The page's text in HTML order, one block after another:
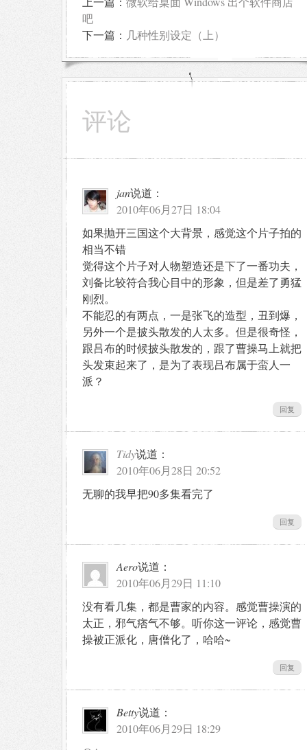
吧
下一篇： 几种性别设定（上）
评论
jan说道：
2010年06月27日 18:04
如果抛开三国这个大背景，感觉这个片子拍的
相当不错
觉得这个片子对人物塑造还是下了一番功夫，
刘备比较符合我心目中的形象，但是差了勇猛
刚烈。
不能忍的有两点，一是张飞的造型，丑到爆，
另外一个是披头散发的人太多。但是很奇怪，
跟吕布的时候披头散发的，跟了曹操马上就把
头发束起来了，是为了表现吕布属于蛮人一
派？
回复
Tidy说道：
2010年06月28日 20:52
无聊的我早把90多集看完了
回复
Aero说道：
2010年06月29日 11:10
没有看几集，都是曹家的内容。感觉曹操演的
太正，邪气痞气不够。听你这一评论，感觉曹
操被正派化，唐僧化了，哈哈~
回复
Betty说道：
2010年06月29日 18:29